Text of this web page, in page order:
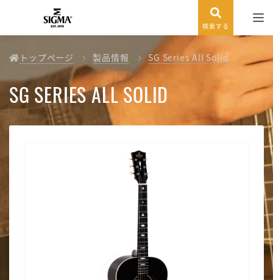
検索する
トップページ 製品情報 SG Series All Solid
SG SERIES ALL SOLID